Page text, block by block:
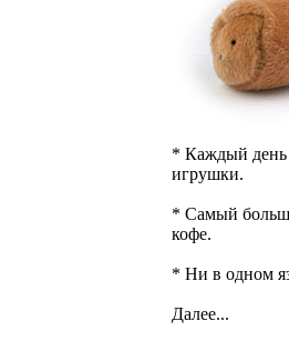
* Каждый день
игрушки.
* Самый
кофе.
* Ни в одном
Далее...